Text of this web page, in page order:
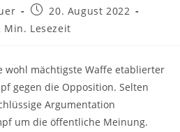
Beitrag
veröffentlicht:
20. August 2022
Min. Lesezeit
wohl mächtigste Waffe etablierter
gegen die Opposition. Selten
Argumentation
um die öffentliche Meinung.